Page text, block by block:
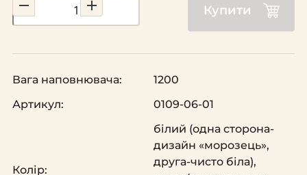
Купити
Вага наповнювача:
1200
Артикул:
0109-06-01
Колір:
білий (одна сторона-
дизайн «морозець»,
друга-чисто біла),